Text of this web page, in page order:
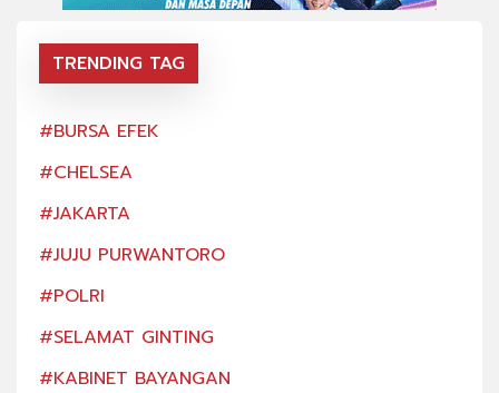
TRENDING TAG
#BURSA EFEK
#CHELSEA
#JAKARTA
#JUJU PURWANTORO
#POLRI
#SELAMAT GINTING
#KABINET BAYANGAN